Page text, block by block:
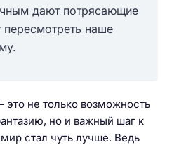
дают потрясающие
пересмотреть наше
не только возможность
но и важный шаг к
стал чуть лучше. Ведь